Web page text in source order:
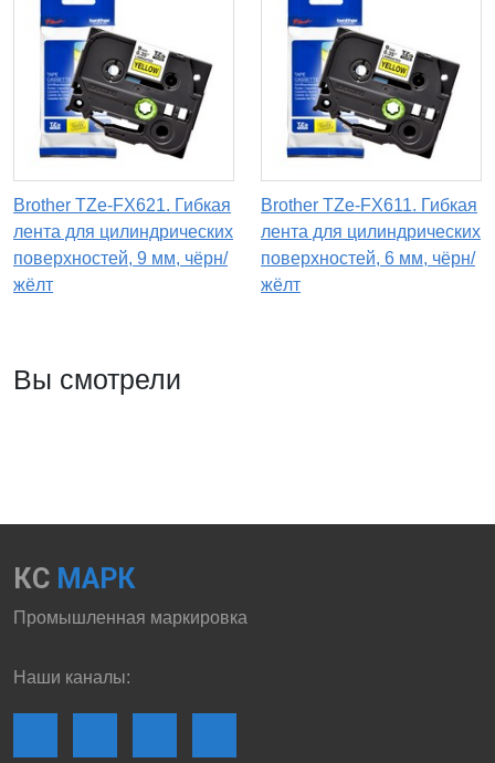
Brother TZe-FX621. Гибкая
лента для цилиндрических
поверхностей, 9 мм, чёрн/
жёлт
Brother TZe-FX611. Гибкая
лента для цилиндрических
поверхностей, 6 мм, чёрн/
жёлт
Вы смотрели
КС МАРК
Промышленная маркировка
Наши каналы: